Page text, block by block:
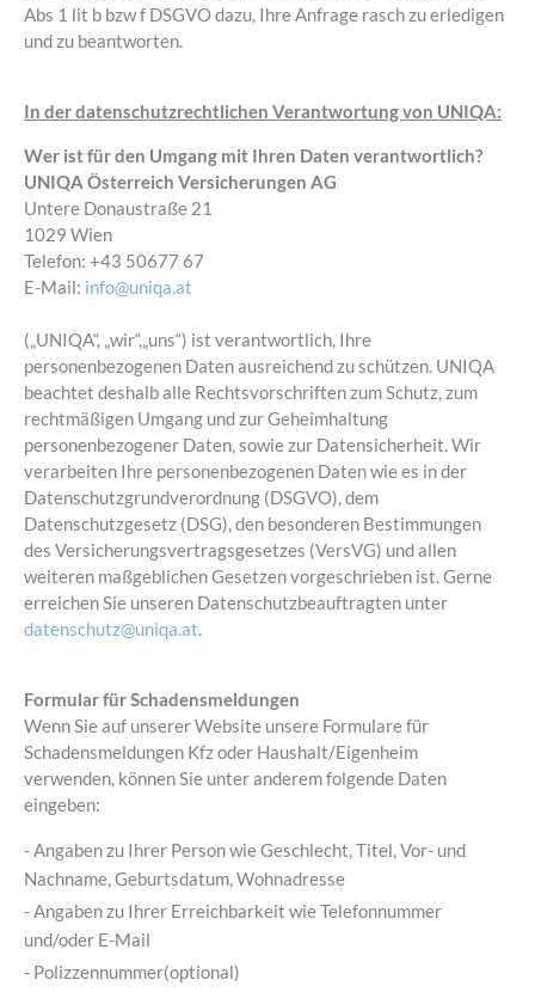
Abs 1 lit b bzw f DSGVO dazu, Ihre Anfrage rasch zu erledigen
und zu beantworten.
In der datenschutzrechtlichen Verantwortung von UNIQA:
Wer ist für den Umgang mit Ihren Daten verantwortlich?
UNIQA Österreich Versicherungen AG
Untere Donaustraße 21
1029 Wien
Telefon: +43 50677 67
E-Mail: info@uniqa.at
(„UNIQA“, „wir“,„uns“) ist verantwortlich, Ihre
personenbezogenen Daten ausreichend zu schützen. UNIQA
beachtet deshalb alle Rechtsvorschriften zum Schutz, zum
rechtmäßigen Umgang und zur Geheimhaltung
personenbezogener Daten, sowie zur Datensicherheit. Wir
verarbeiten Ihre personenbezogenen Daten wie es in der
Datenschutzgrundverordnung (DSGVO), dem
Datenschutzgesetz (DSG), den besonderen Bestimmungen
des Versicherungsvertragsgesetzes (VersVG) und allen
weiteren maßgeblichen Gesetzen vorgeschrieben ist. Gerne
erreichen Sie unseren Datenschutzbeauftragten unter
datenschutz@uniqa.at.
Formular für Schadensmeldungen
Wenn Sie auf unserer Website unsere Formulare für
Schadensmeldungen Kfz oder Haushalt/Eigenheim
verwenden, können Sie unter anderem folgende Daten
eingeben:
- Angaben zu Ihrer Person wie Geschlecht, Titel, Vor- und
Nachname, Geburtsdatum, Wohnadresse
- Angaben zu Ihrer Erreichbarkeit wie Telefonnummer
und/oder E-Mail
- Polizzennummer(optional)